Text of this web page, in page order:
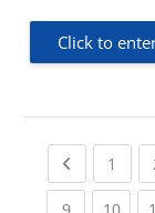
Click to
Previous
1
(current)